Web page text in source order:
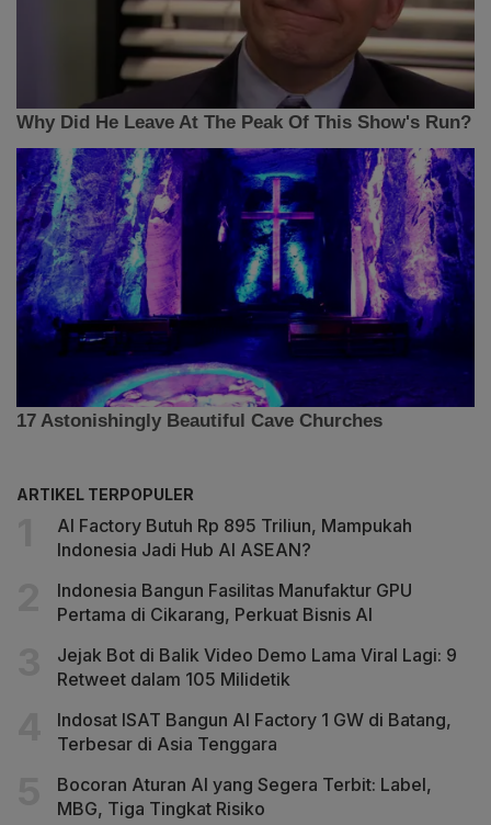
ARTIKEL TERPOPULER
AI Factory Butuh Rp 895 Triliun, Mampukah
Indonesia Jadi Hub AI ASEAN?
Indonesia Bangun Fasilitas Manufaktur GPU
Pertama di Cikarang, Perkuat Bisnis AI
Jejak Bot di Balik Video Demo Lama Viral Lagi: 9
Retweet dalam 105 Milidetik
Indosat ISAT Bangun AI Factory 1 GW di Batang,
Terbesar di Asia Tenggara
Bocoran Aturan AI yang Segera Terbit: Label,
MBG, Tiga Tingkat Risiko